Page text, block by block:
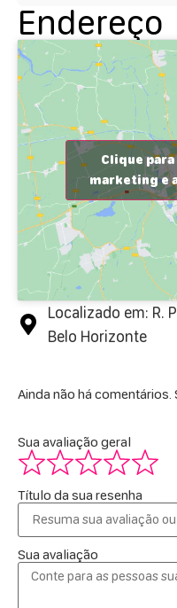
Endereço
Clique
marketing e
Localizado em: R.
Belo Horizonte
Ainda não há comentários.
Sua avaliação geral
Título da sua resenha
Sua avaliação